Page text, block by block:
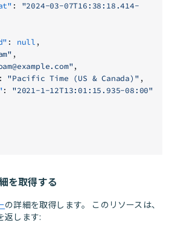
: "2024-03-07T16:38:18.414-
: null ,
,
",
: "Pacific Time (US & Canada)" ,
: "2021-1-12T13:01:15.935-08:00"
を取得する
の詳細を取得します。 このリソースは、
返します: